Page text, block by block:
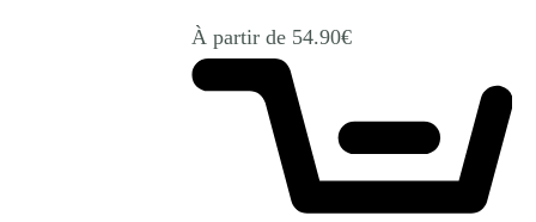
À partir de 54.90€